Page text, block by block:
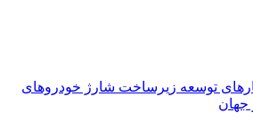
توسعه زیرساخت شارژ خودروهای
جهان